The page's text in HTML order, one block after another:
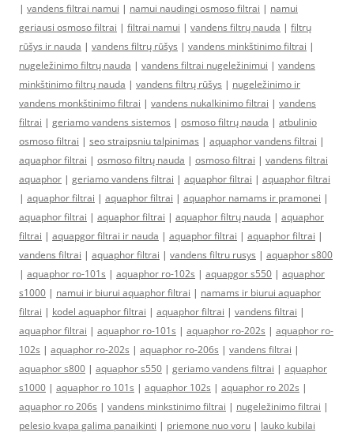
| vandens filtrai namui | namui naudingi osmoso filtrai | namui
geriausi osmoso filtrai | filtrai namui | vandens filtrų nauda | filtrų
rūšys ir nauda | vandens filtrų rūšys | vandens minkštinimo filtrai |
nugeležinimo filtrų nauda | vandens filtrai nugeležinimui | vandens
minkštinimo filtrų nauda | vandens filtrų rūšys | nugeležinimo ir
vandens monkštinimo filtrai | vandens nukalkinimo filtrai | vandens
filtrai | geriamo vandens sistemos | osmoso filtrų nauda | atbulinio
osmoso filtrai | seo straipsniu talpinimas | aquaphor vandens filtrai |
aquaphor filtrai | osmoso filtrų nauda | osmoso filtrai | vandens filtrai
aquaphor | geriamo vandens filtrai | aquaphor filtrai | aquaphor filtrai
| aquaphor filtrai | aquaphor filtrai | aquaphor namams ir pramonei |
aquaphor filtrai | aquaphor filtrai | aquaphor filtrų nauda | aquaphor
filtrai | aquapgor filtrai ir nauda | aquaphor filtrai | aquaphor filtrai |
vandens filtrai | aquaphor filtrai | vandens filtru rusys | aquaphor s800
| aquaphor ro-101s | aquaphor ro-102s | aquapgor s550 | aquaphor
s1000 | namui ir biurui aquaphor filtrai | namams ir biurui aquaphor
filtrai | kodel aquaphor filtrai | aquaphor filtrai | vandens filtrai |
aquaphor filtrai | aquaphor ro-101s | aquaphor ro-202s | aquaphor ro-
102s | aquaphor ro-202s | aquaphor ro-206s | vandens filtrai |
aquaphor s800 | aquaphor s550 | geriamo vandens filtrai | aquaphor
s1000 | aquaphor ro 101s | aquaphor 102s | aquaphor ro 202s |
aquaphor ro 206s | vandens minkstinimo filtrai | nugeležinimo filtrai |
pelesio kvapa galima panaikinti | priemone nuo voru | lauko kubilai